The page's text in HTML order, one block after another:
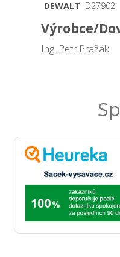
DEWALT D27902
Výrobce/
Ing. Petr Pražák